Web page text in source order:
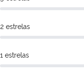
2 estrelas
1 estrelas